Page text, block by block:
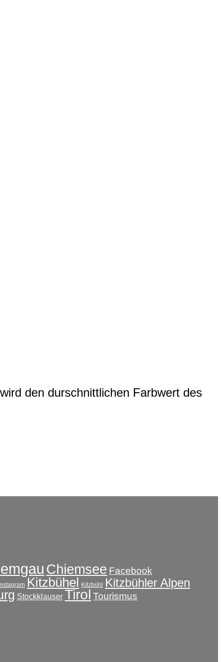
den durschnittlichen Farbwert des
Chiemsee Facebook
Kitzbühel Kitzbühl Kitzbühler Alpen
Stockklauser Tirol Tourismus